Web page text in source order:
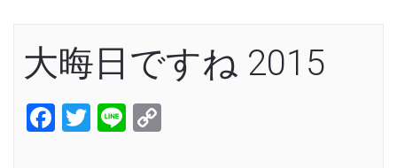
大晦日ですね 2015
Facebook
Twitter
Line